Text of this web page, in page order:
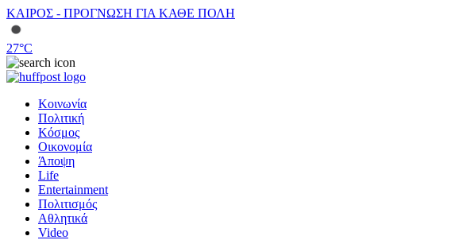
ΚΑΙΡΟΣ - ΠΡΟΓΝΩΣΗ ΓΙΑ ΚΑΘΕ ΠΟΛΗ
27°C
Κοινωνία
Πολιτική
Κόσμος
Οικονομία
Άποψη
Life
Entertainment
Πολιτισμός
Αθλητικά
Video